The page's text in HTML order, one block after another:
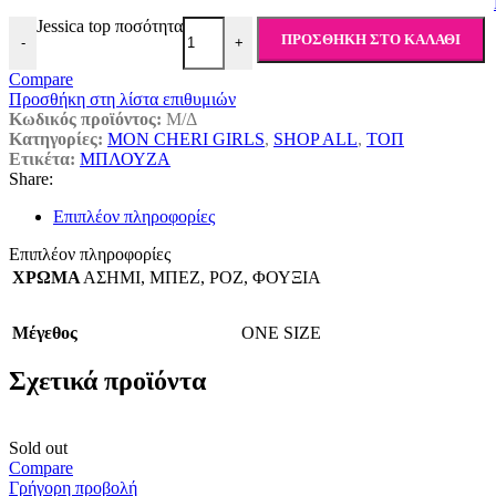
-
Jessica top ποσότητα
+ ΠΡΟΣΘΉΚΗ ΣΤΟ ΚΑΛΆΘΙ
Compare
Προσθήκη στη λίστα επιθυμιών
Κωδικός προϊόντος: Μ/Δ
Κατηγορίες: MON CHERI GIRLS, SHOP ALL, ΤΟΠ
Ετικέτα: ΜΠΛΟΥΖΑ
Share:
Επιπλέον πληροφορίες
Επιπλέον πληροφορίες
ΧΡΩΜΑ ΑΣΗΜΙ, ΜΠΕΖ, ΡΟΖ, ΦΟΥΞΙΑ
Μέγεθος ONE SIZE
Σχετικά προϊόντα
Sold out
Compare
Γρήγορη προβολή